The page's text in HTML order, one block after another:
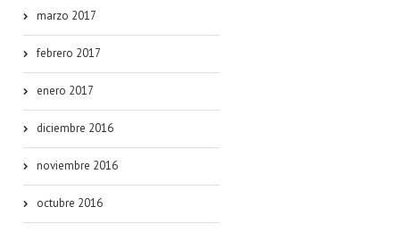
marzo 2017
febrero 2017
enero 2017
diciembre 2016
noviembre 2016
octubre 2016